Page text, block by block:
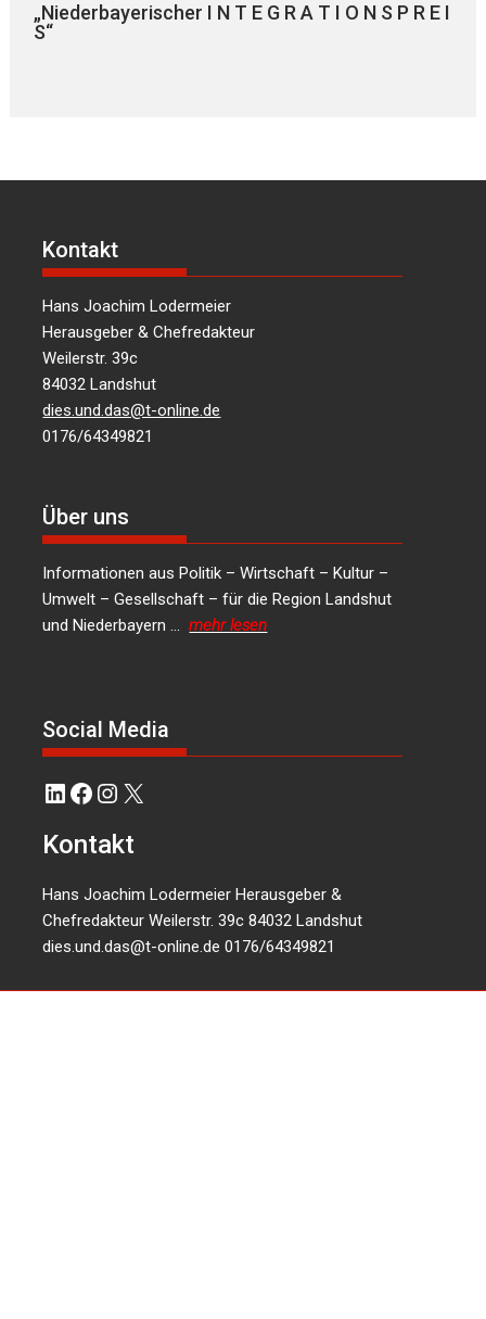
„Niederbayerischer I N T E G R A T I O N S P R E I
S“
Kontakt
Hans Joachim Lodermeier
Herausgeber & Chefredakteur
Weilerstr. 39c
84032 Landshut
dies.und.das@t-online.de
0176/64349821
Über uns
Informationen aus Politik – Wirtschaft – Kultur –
Umwelt – Gesellschaft – für die Region Landshut
und Niederbayern …mehr lesen
Social Media
LinkedIn
Facebook
Instagram
X
Kontakt
Hans Joachim Lodermeier Herausgeber &
Chefredakteur Weilerstr. 39c 84032 Landshut
dies.und.das@t-online.de 0176/64349821